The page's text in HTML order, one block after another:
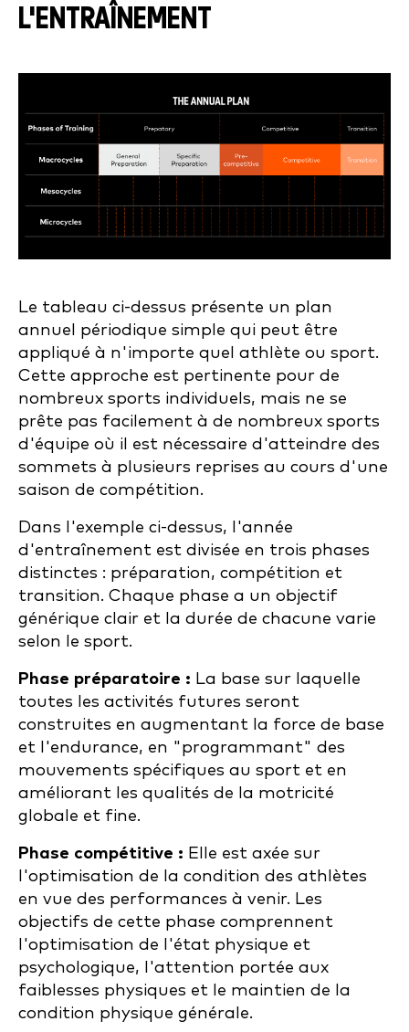
L'ENTRAÎNEMENT
Le tableau ci-dessus présente un plan
annuel périodique simple qui peut être
appliqué à n'importe quel athlète ou sport.
Cette approche est pertinente pour de
nombreux sports individuels, mais ne se
prête pas facilement à de nombreux sports
d'équipe où il est nécessaire d'atteindre des
sommets à plusieurs reprises au cours d'une
saison de compétition.
Dans l'exemple ci-dessus, l'année
d'entraînement est divisée en trois phases
distinctes : préparation, compétition et
transition. Chaque phase a un objectif
générique clair et la durée de chacune varie
selon le sport.
Phase préparatoire : La base sur laquelle
toutes les activités futures seront
construites en augmentant la force de base
et l'endurance, en "programmant" des
mouvements spécifiques au sport et en
améliorant les qualités de la motricité
globale et fine.
Phase compétitive : Elle est axée sur
l'optimisation de la condition des athlètes
en vue des performances à venir. Les
objectifs de cette phase comprennent
l'optimisation de l'état physique et
psychologique, l'attention portée aux
faiblesses physiques et le maintien de la
condition physique générale.